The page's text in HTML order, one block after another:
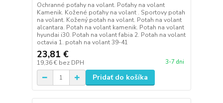
Ochranné poťahy na volant. Poťahy na volant
Kamenik. Kožené poťahy na volant . Sportovy potah
na volant. Kožený potah na volant. Potah na volant
alcantara. Potah na volant kamenik. Potah na volant
hyundai i30. Potah na volant fabia 2. Potah na volant
octavia 1. potah na volant 39-41
23,81 €
19,36 € bez DPH 3-7 dni
Pridať do košíka